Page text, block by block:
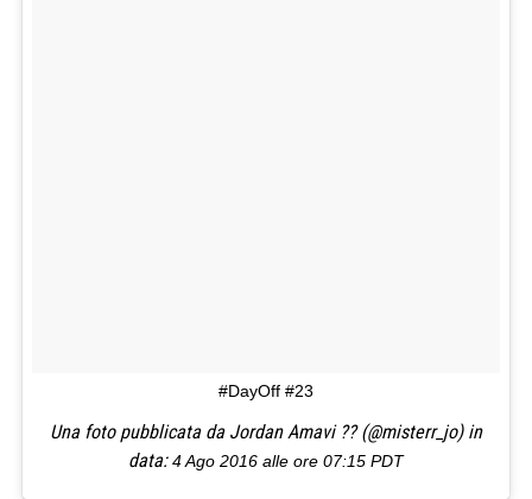
#DayOff #23
Una foto pubblicata da Jordan Amavi ?? (@misterr_jo) in
data:4 Ago 2016 alle ore 07:15 PDT